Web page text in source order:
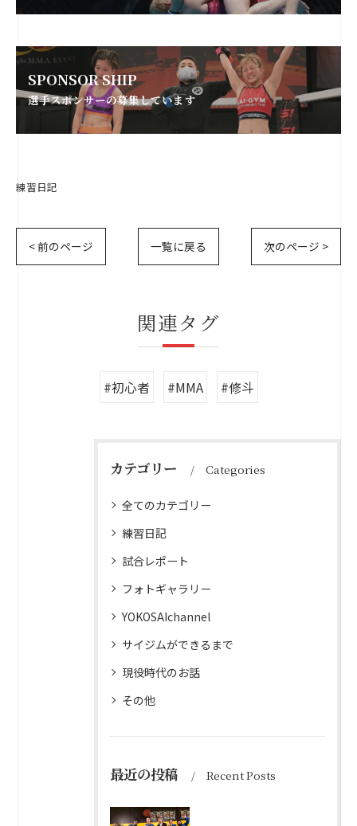
SPONSOR SHIP
選手スポンサーの募集しています
練習日記
< 前のページ 一覧に戻る 次のページ >
関連タグ
#初心者 #MMA #修斗
カテゴリー Categories
全てのカテゴリー
練習日記
試合レポート
フォトギャラリー
YOKOSAIchannel
サイジムができるまで
現役時代のお話
その他
最近の投稿 Recent Posts